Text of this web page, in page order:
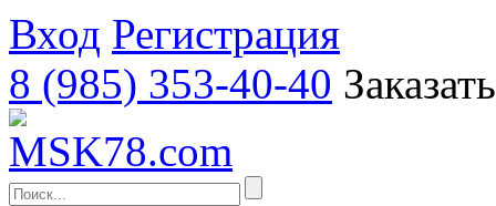
Вход Регистрация
8 (985) 353-40-40